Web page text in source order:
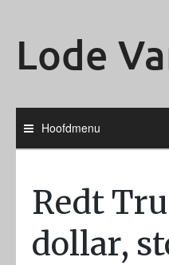
Lode
Hoofdmenu
Redt
dollar,